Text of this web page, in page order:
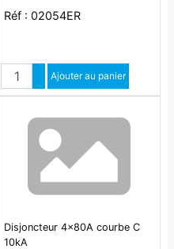
Réf : 02054ER
QuantitéAugmenter quantité
Diminuer quantité
Ajouter au panier
Disjoncteur 4x80A courbe C
10kA